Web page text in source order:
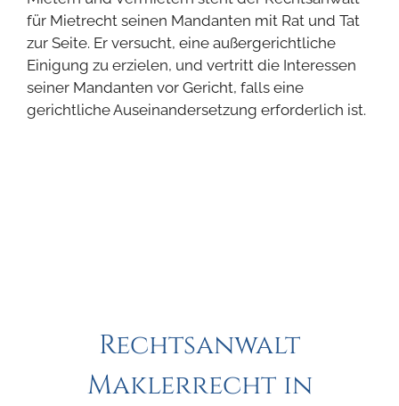
für Mietrecht seinen Mandanten mit Rat und Tat
zur Seite. Er versucht, eine außergerichtliche
Einigung zu erzielen, und vertritt die Interessen
seiner Mandanten vor Gericht, falls eine
gerichtliche Auseinandersetzung erforderlich ist.
Rechtsanwalt
Maklerrecht in